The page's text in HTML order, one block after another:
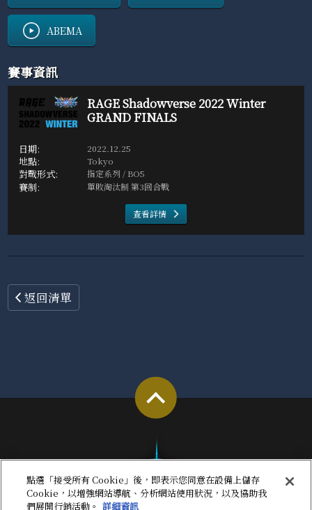
ABEMA
賽事資訊
RAGE Shadowverse 2022 Winter
GRAND FINALS
2022.12.25
Tokyo
指定系列 / BO5
單敗淘汰制 第3回合戰
查看詳情
返回清單
點選「接受所有 Cookie」後，即表示您同意在設備上儲存
Cookie，以增強網站導航、分析網站使用狀況，以及協助我
們展開行銷活動。 詳細資訊